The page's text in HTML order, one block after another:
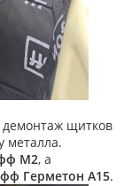
демонтаж щитков
металла.
М2, а
Герметон А15.